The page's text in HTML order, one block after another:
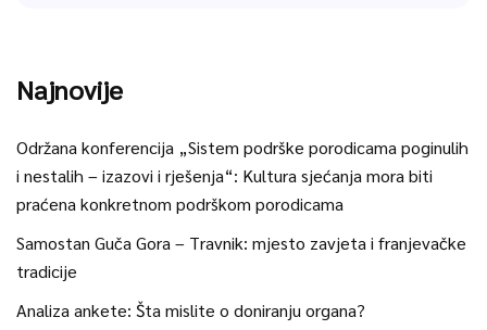
Najnovije
Održana konferencija „Sistem podrške porodicama poginulih
i nestalih – izazovi i rješenja“: Kultura sjećanja mora biti
praćena konkretnom podrškom porodicama
Samostan Guča Gora – Travnik: mjesto zavjeta i franjevačke
tradicije
Analiza ankete: Šta mislite o doniranju organa?